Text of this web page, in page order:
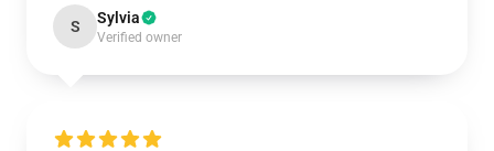
S Sylvia
Verified owner